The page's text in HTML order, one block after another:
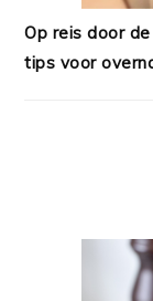
Op reis door
tips voor